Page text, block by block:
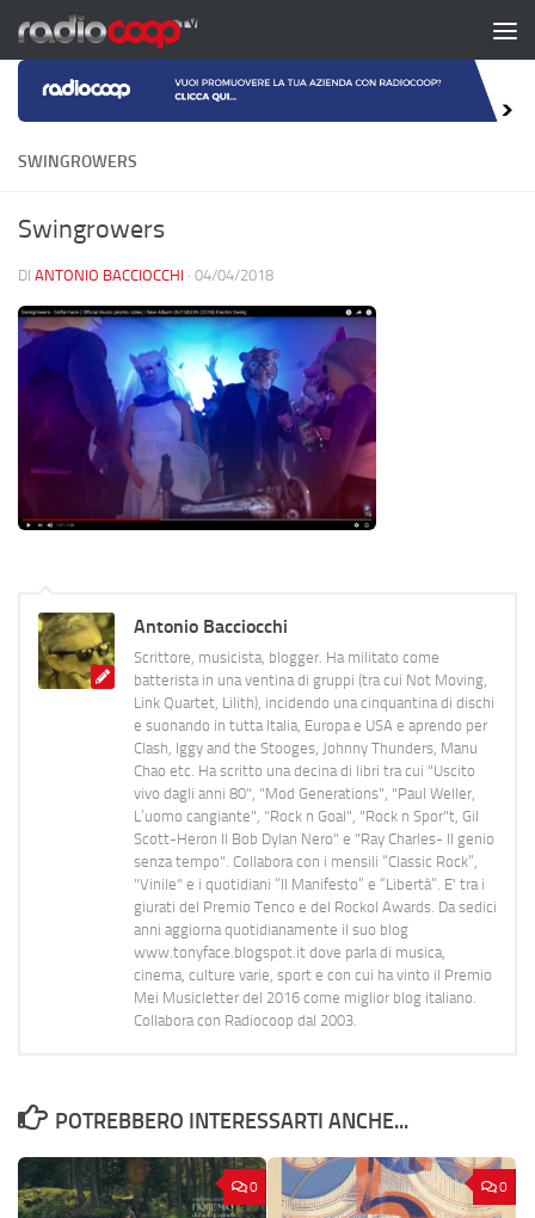
Salta al contenuto
SWINGROWERS
Swingrowers
DI ANTONIO BACCIOCCHI · 04/04/2018
Antonio Bacciocchi
Scrittore, musicista, blogger. Ha militato come
batterista in una ventina di gruppi (tra cui Not Moving,
Link Quartet, Lilith), incidendo una cinquantina di dischi
e suonando in tutta Italia, Europa e USA e aprendo per
Clash, Iggy and the Stooges, Johnny Thunders, Manu
Chao etc. Ha scritto una decina di libri tra cui "Uscito
vivo dagli anni 80", "Mod Generations", "Paul Weller,
L’uomo cangiante", "Rock n Goal", "Rock n Spor"t, Gil
Scott-Heron Il Bob Dylan Nero" e "Ray Charles- Il genio
senza tempo". Collabora con i mensili “Classic Rock”,
"Vinile" e i quotidiani “Il Manifesto” e “Libertà”. E' tra i
giurati del Premio Tenco e del Rockol Awards. Da sedici
anni aggiorna quotidianamente il suo blog
www.tonyface.blogspot.it dove parla di musica,
cinema, culture varie, sport e con cui ha vinto il Premio
Mei Musicletter del 2016 come miglior blog italiano.
Collabora con Radiocoop dal 2003.
POTREBBERO INTERESSARTI ANCHE...
0 0